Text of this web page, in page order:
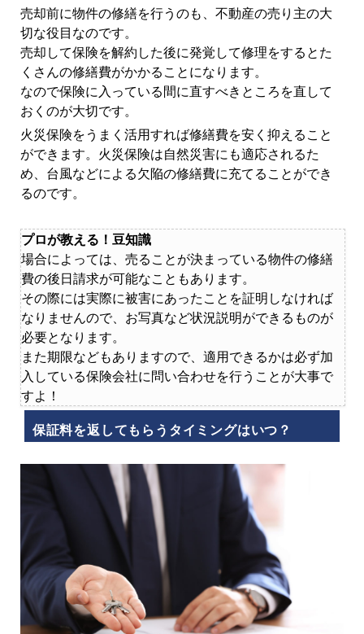
売却前に物件の修繕を行うのも、不動産の売り主の大
切な役目なのです。
売却して保険を解約した後に発覚して修理をするとた
くさんの修繕費がかかることになります。
なので保険に入っている間に直すべきところを直して
おくのが大切です。
火災保険をうまく活用すれば修繕費を安く抑えること
ができます。火災保険は自然災害にも適応されるた
め、台風などによる欠陥の修繕費に充てることができ
るのです。
プロが教える！豆知識
場合によっては、売ることが決まっている物件の修繕
費の後日請求が可能なこともあります。
その際には実際に被害にあったことを証明しなければ
なりませんので、お写真など状況説明ができるものが
必要となります。
また期限などもありますので、適用できるかは必ず加
入している保険会社に問い合わせを行うことが大事で
すよ！
保証料を返してもらうタイミングはいつ？